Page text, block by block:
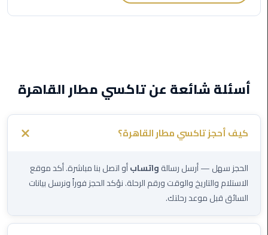
تاكسي
برج
الدولي
ليموزين
مطار
برج
أسئلة شائعة عن تاكسي مطار القاهرة
كيف أحجز تاكسي مطار القاهرة؟
الحجز سهل — أرسل رسالةواتسابأو اتصل بنا مباشرة. أكد موقع
الاستلام والتاريخ والوقت ورقم الرحلة. نؤكد الحجز فوراً ونرسل بيانات
السائق قبل موعد رحلتك.